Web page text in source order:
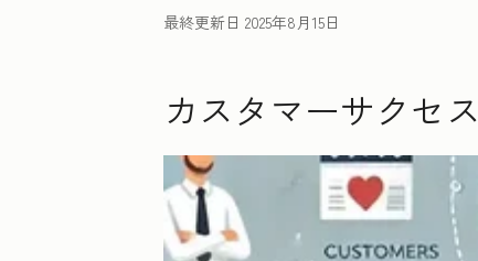
最終更新日 2025年8月15日
カスタマーサクセス